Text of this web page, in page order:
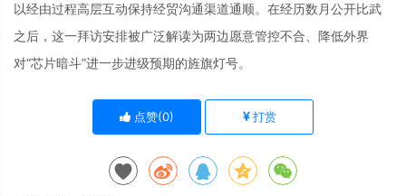
以经由过程高层互动保持经贸沟通渠道通顺。在经历数月公开比武
之后，这一拜访安排被广泛解读为两边愿意管控不合、降低外界
对“芯片暗斗”进一步进级预期的旌旗灯号。
点赞(0) 打赏